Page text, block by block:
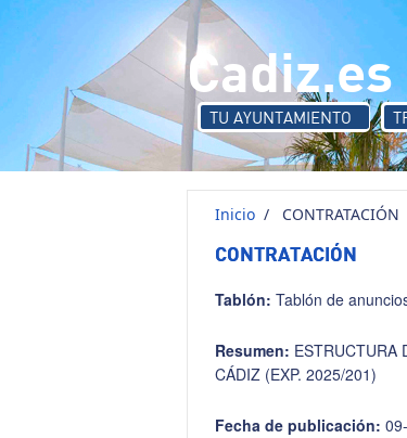
Pasar al contenido principal
Cadiz.es
TU AYUNTAMIENTO
Inicio / CONTRATACIÓN
CONTRATACIÓN
Tablón: Tablón de
Resumen: ESTRUCTURA
CÁDIZ (EXP. 2025/201)
Fecha de publicación: